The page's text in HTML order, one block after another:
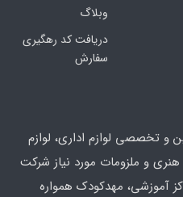
وبلاگ
دریافت کد رهگیری
سفارش
و تخصصی لوازم اداری، لوازم
هنری و ملزومات مورد نیاز شرکت
آموزشی، مهدکودک همواره